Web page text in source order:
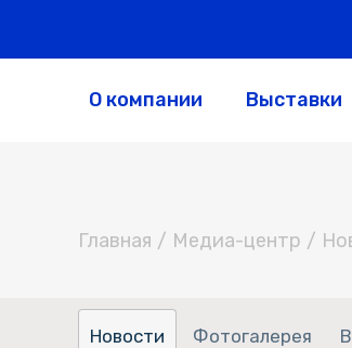
О компании Выставки
Главная / Медиа-центр /
Новости Фотогалерея